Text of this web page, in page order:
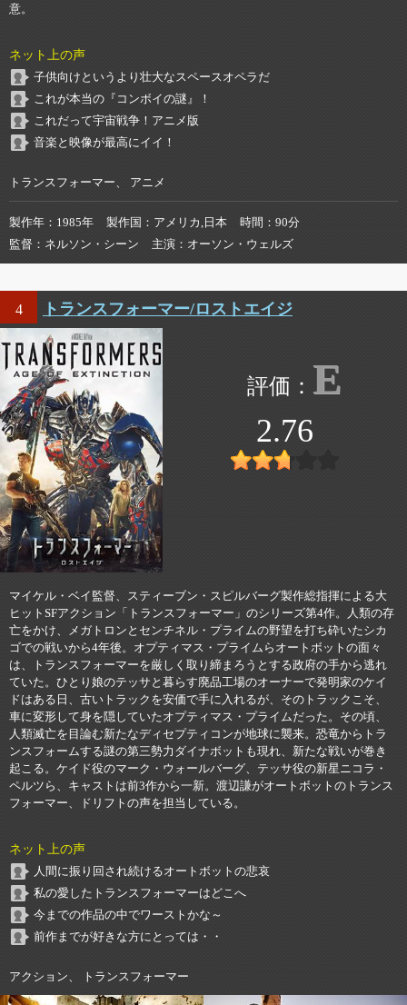
意。
ネット上の声
子供向けというより壮大なスペースオペラだ
これが本当の『コンボイの謎』！
これだって宇宙戦争！アニメ版
音楽と映像が最高にイイ！
トランスフォーマー、 アニメ
製作年 1985年 製作国 アメリカ,日本 時間
90分
監督
ネルソン・シーン 主演 オーソン・ウェルズ
4 トランスフォーマー/ロストエイジ
E
2.76
マイケル・ベイ監督、スティーブン・スピルバーグ製作総指揮による大
ヒットSFアクション「トランスフォーマー」のシリーズ第4作。人類の存
亡をかけ、メガトロンとセンチネル・プライムの野望を打ち砕いたシカ
ゴでの戦いから4年後。オプティマス・プライムらオートボットの面々
は、トランスフォーマーを厳しく取り締まろうとする政府の手から逃れ
ていた。ひとり娘のテッサと暮らす廃品工場のオーナーで発明家のケイ
ドはある日、古いトラックを安価で手に入れるが、そのトラックこそ、
車に変形して身を隠していたオプティマス・プライムだった。その頃、
人類滅亡を目論む新たなディセプティコンが地球に襲来。恐竜からトラ
ンスフォームする謎の第三勢力ダイナボットも現れ、新たな戦いが巻き
起こる。ケイド役のマーク・ウォールバーグ、テッサ役の新星ニコラ・
ペルツら、キャストは前3作から一新。渡辺謙がオートボットのトランス
フォーマー、ドリフトの声を担当している。
ネット上の声
人間に振り回され続けるオートボットの悲哀
私の愛したトランスフォーマーはどこへ
今までの作品の中でワーストかな～
前作までが好きな方にとっては・・
アクション、 トランスフォーマー